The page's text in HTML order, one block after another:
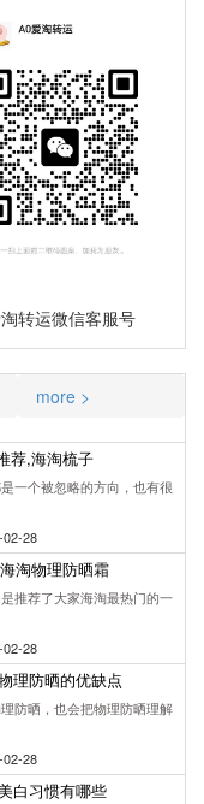
转运微信客服号
more >
荐,海淘梳子
一个被忽略的方向，也有很
28
淘物理防晒霜
推荐了大家海淘最热门的一
28
理防晒的优缺点
防晒，也会把物理防晒理解
28
白习惯有哪些